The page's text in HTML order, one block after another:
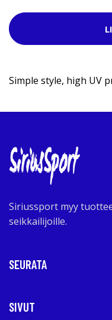
Simple style, high UV
Siriussport myy
seikkailijoille.
SEURATA
SIVUT